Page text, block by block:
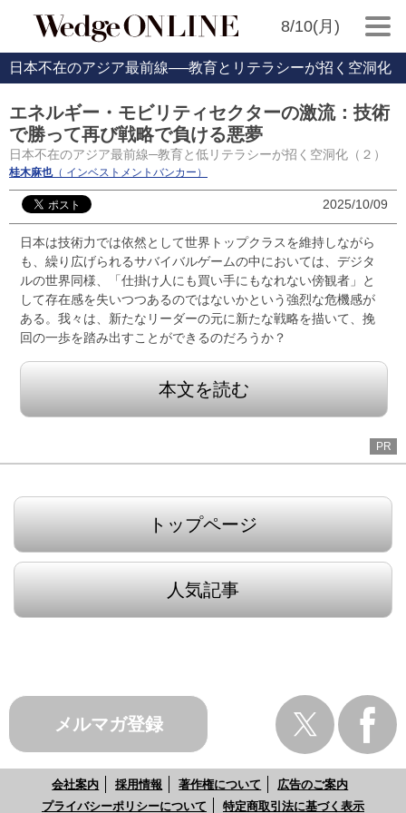
8/10(月)
日本不在のアジア最前線──教育とリテラシーが招く空洞化
エネルギー・モビリティセクターの激流：技術
で勝って再び戦略で負ける悪夢
日本不在のアジア最前線─教育と低リテラシーが招く空洞化（２）
桂木麻也（ インベストメントバンカー）
2025/10/09
日本は技術力では依然として世界トップクラスを維持しながら
も、繰り広げられるサバイバルゲームの中においては、デジタ
ルの世界同様、「仕掛け人にも買い手にもなれない傍観者」と
して存在感を失いつつあるのではないかという強烈な危機感が
ある。我々は、新たなリーダーの元に新たな戦略を描いて、挽
回の一歩を踏み出すことができるのだろうか？
本文を読む
PR
トップページ
人気記事
メルマガ登録
会社案内 採用情報 著作権について
広告のご案内
プライバシーポリシーについて
特定商取引法に基づく表示